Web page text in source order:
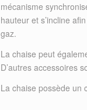
mécanisme
hauteur et s’incline
gaz.
La chaise peut
D’autres accessoires
La chaise possède un